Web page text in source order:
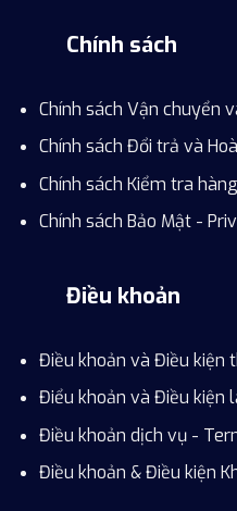
Chính sách
Chính sách Vận chuyển
Chính sách Đổi trả và
Chính sách Kiểm tra
Chính sách Bảo Mật -
Điều khoản
Điều khoản và Điều kiện
Điểu khoản và Điều kiện
Điều khoản dịch vụ -
Điều khoản & Điều kiện